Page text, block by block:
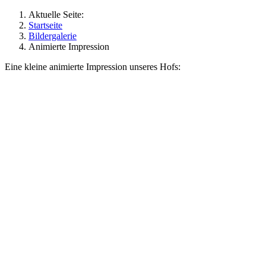
Aktuelle Seite:
Startseite
Bildergalerie
Animierte Impression
Eine kleine animierte Impression unseres Hofs: